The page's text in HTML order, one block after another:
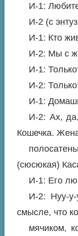
И-1:
И-2 (с
И-1: Кто
И-2: Мы с
И-1:
И-2:
И-1:
И-2: Ах,
Кошечка.
(сюсюкая)
И-1: Его
И-2: Нуу-
смысле, что
мячиком,